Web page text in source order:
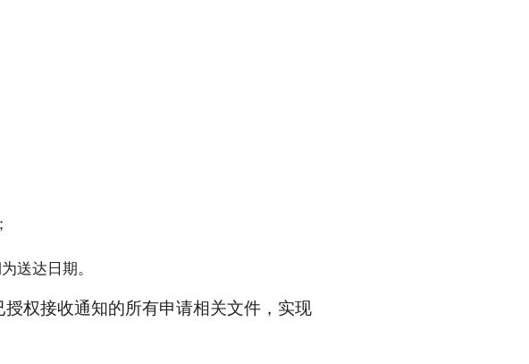
送达日期。
权接收通知的所有申请相关文件，实现